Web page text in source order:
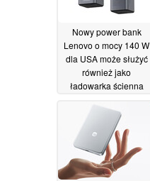
Nowy power bank
Lenovo o mocy 140 W
dla USA może służyć
również jako
ładowarka ścienna